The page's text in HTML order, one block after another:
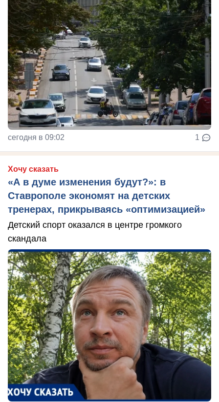
сегодня в 09:02 1
Хочу сказать
«А в думе изменения будут?»: в
Ставрополе экономят на детских
тренерах, прикрываясь «оптимизацией»
Детский спорт оказался в центре громкого
скандала